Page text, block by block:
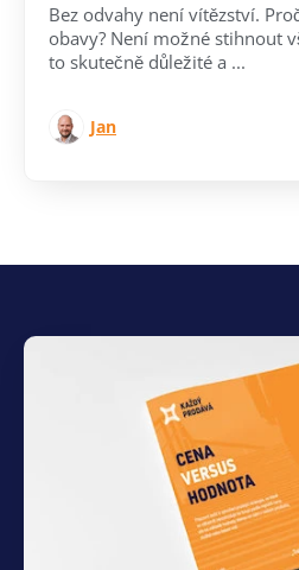
Bez odvahy není vítězství.
obavy? Není možné stihnout
to skutečně důležité a ...
Jan